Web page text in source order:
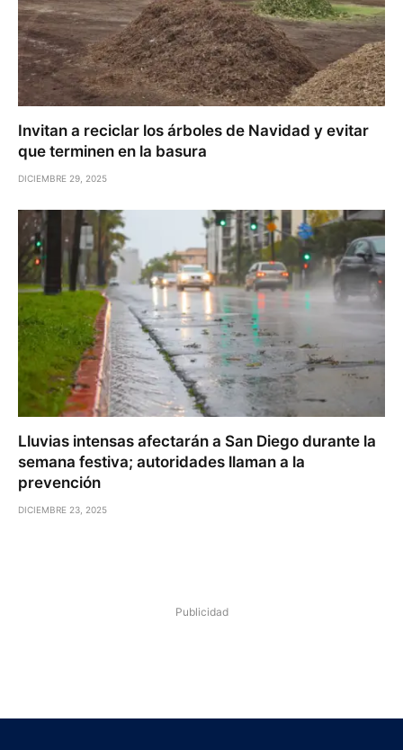
Invitan a reciclar los árboles de Navidad y evitar
que terminen en la basura
DICIEMBRE 29, 2025
Lluvias intensas afectarán a San Diego durante la
semana festiva; autoridades llaman a la
prevención
DICIEMBRE 23, 2025
Publicidad